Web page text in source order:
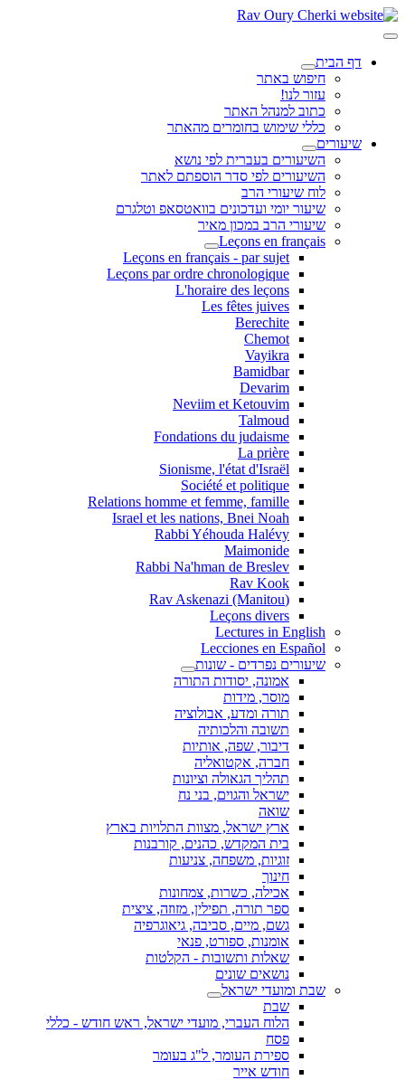
דף הבית
חיפוש באתר
עזור לנו!
כתוב למנהל האתר
כללי שימוש בחומרים מהאתר
שיעורים
השיעורים בעברית לפי נושא
השיעורים לפי סדר הוספתם לאתר
לוח שיעורי הרב
שיעור יומי ועדכונים בוואטסאפ וטלגרם
שיעורי הרב במכון מאיר
Leçons en français
Leçons en français - par sujet
Leçons par ordre chronologique
L'horaire des leçons
Les fêtes juives
Berechite
Chemot
Vayikra
Bamidbar
Devarim
Neviim et Ketouvim
Talmoud
Fondations du judaisme
La prière
Sionisme, l'état d'Israël
Société et politique
Relations homme et femme, famille
Israel et les nations, Bnei Noah
Rabbi Yéhouda Halévy
Maimonide
Rabbi Na'hman de Breslev
Rav Kook
(Rav Askenazi (Manitou
Leçons divers
Lectures in English
Lecciones en Español
שיעורים נפרדים - שונות
אמונה, יסודות התורה
מוסר, מידות
תורה ומדע, אבולוציה
תשובה והלכותיה
דיבור, שפה, אותיות
חברה, אקטואליה
תהליך הגאולה וציונות
ישראל והגוים, בני נח
שואה
ארץ ישראל, מצוות התלויות בארץ
בית המקדש, כהנים, קורבנות
זוגיות, משפחה, צניעות
חינוך
אכילה, כשרות, צמחונות
ספר תורה, תפילין, מזוזה, ציצית
גשם, מיים, סביבה, גיאוגרפיה
אומנות, ספורט, פנאי
שאלות ותשובות - הקלטות
נושאים שונים
שבת ומועדי ישראל
שבת
הלוח העברי, מועדי ישראל, ראש חודש - כללי
פסח
ספירת העומר, ל"ג בעומר
חודש אייר